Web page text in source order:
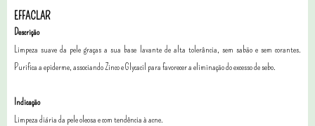
EFFACLAR
Descrição
Limpeza suave da pele graças a sua base lavante de alta tolerância, sem sabão e sem corantes.
Purifica a epiderme, associando Zinco e Glycacil para favorecer a eliminação do excesso de sebo.
Indicação
Limpeza diária da pele oleosa e com tendência à acne.